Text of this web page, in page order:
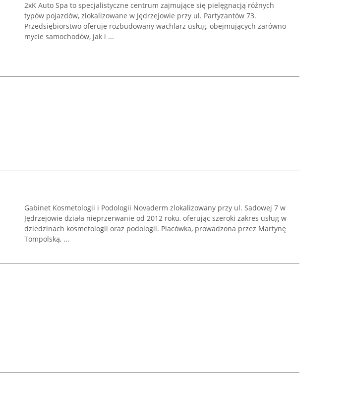
2xK Auto Spa to specjalistyczne centrum zajmujące się pielęgnacją różnych
typów pojazdów, zlokalizowane w Jędrzejowie przy ul. Partyzantów 73.
Przedsiębiorstwo oferuje rozbudowany wachlarz usług, obejmujących zarówno
mycie samochodów, jak i ...
Gabinet Kosmetologii i Podologii Novaderm zlokalizowany przy ul. Sadowej 7 w
Jędrzejowie działa nieprzerwanie od 2012 roku, oferując szeroki zakres usług w
dziedzinach kosmetologii oraz podologii. Placówka, prowadzona przez Martynę
Tompolską, ...